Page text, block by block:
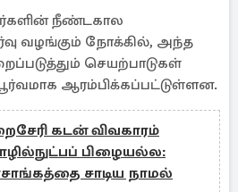
நீண்டகால
வழங்கும் நோக்கில், அந்த
செயற்பாடுகள்
ஆரம்பிக்கப்பட்டுள்ளன.
கடன் விவகாரம்
பிழையல்ல:
சாடிய நாமல்